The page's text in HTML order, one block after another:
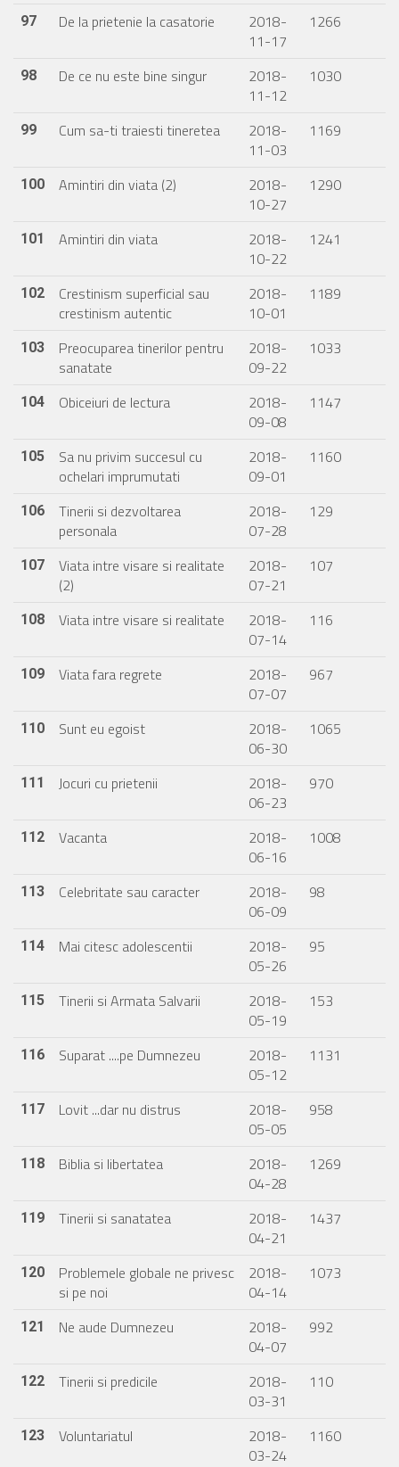
97 De la prietenie la casatorie
2018-
11-17
1266
98 De ce nu este bine singur
2018-
11-12
1030
99 Cum sa-ti traiesti tineretea
2018-
11-03
1169
100 Amintiri din viata (2)
2018-
10-27
1290
101 Amintiri din viata
2018-
10-22
1241
102
Crestinism superficial sau
crestinism autentic
2018-
10-01
1189
103
Preocuparea tinerilor pentru
sanatate
2018-
09-22
1033
104 Obiceiuri de lectura
2018-
09-08
1147
105
Sa nu privim succesul cu
ochelari imprumutati
2018-
09-01
1160
106
Tinerii si dezvoltarea
personala
2018-
07-28
129
107
Viata intre visare si realitate
(2)
2018-
07-21
107
108 Viata intre visare si realitate
2018-
07-14
116
109 Viata fara regrete
2018-
07-07
967
110 Sunt eu egoist
2018-
06-30
1065
111 Jocuri cu prietenii
2018-
06-23
970
112 Vacanta
2018-
06-16
1008
113 Celebritate sau caracter
2018-
06-09
98
114 Mai citesc adolescentii
2018-
05-26
95
115 Tinerii si Armata Salvarii
2018-
05-19
153
116 Suparat ....pe Dumnezeu
2018-
05-12
1131
117 Lovit ...dar nu distrus
2018-
05-05
958
118 Biblia si libertatea
2018-
04-28
1269
119 Tinerii si sanatatea
2018-
04-21
1437
120
Problemele globale ne privesc
si pe noi
2018-
04-14
1073
121 Ne aude Dumnezeu
2018-
04-07
992
122 Tinerii si predicile
2018-
03-31
110
123 Voluntariatul
2018-
03-24
1160